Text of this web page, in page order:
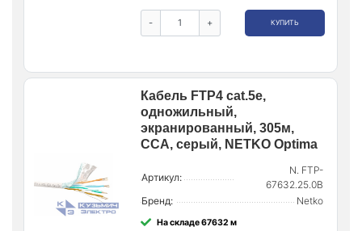
- + КУПИТЬ
Кабель FTP4 cat.5е,
одножильный,
экранированный, 305м,
CCA, серый, NETKO Optima
Артикул:
N. FTP-
67632.25.0B
Бренд:
Netko
На складе 67632 м